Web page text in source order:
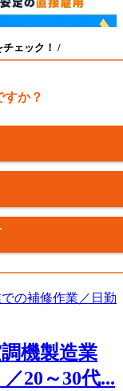
チェック！ /
すか？
機製造業
20～30代...